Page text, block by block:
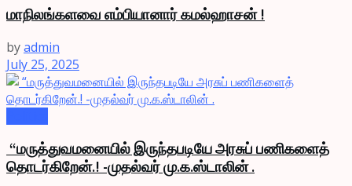
மாநிலங்களவை எம்பியானார் கமல்ஹாசன் !
byadmin
July 25, 2025
“மருத்துவமனையில் இருந்தபடியே அரசுப் பணிகளைத்
தொடர்கிறேன்.! -முதல்வர் மு.க.ஸ்டாலின் .